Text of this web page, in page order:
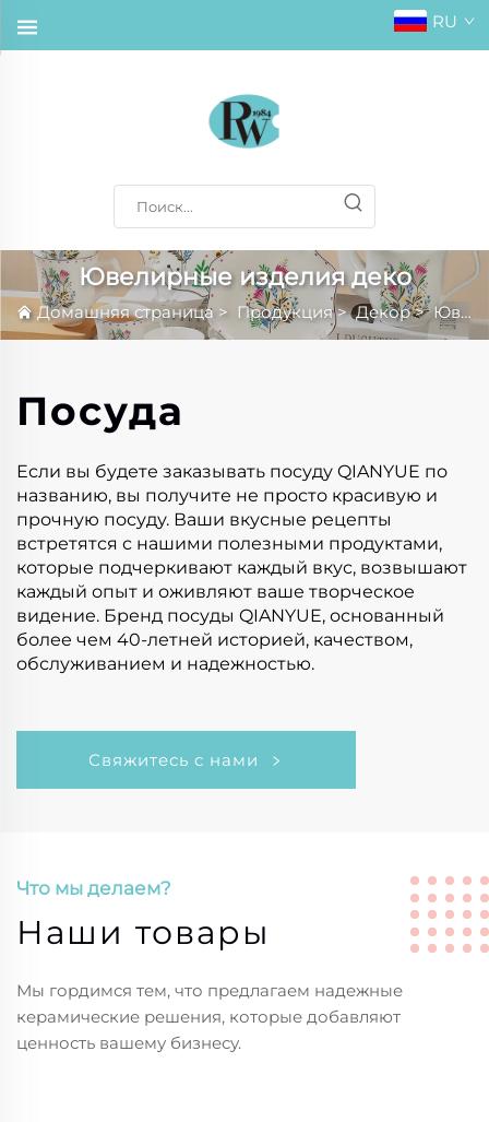
RU
Ювелирные изделия деко
Домашняя страница > Продукция>Декор>Ювелирные изделия деко
Посуда
Если вы будете заказывать посуду QIANYUE по
названию, вы получите не просто красивую и
прочную посуду. Ваши вкусные рецепты
встретятся с нашими полезными продуктами,
которые подчеркивают каждый вкус, возвышают
каждый опыт и оживляют ваше творческое
видение. Бренд посуды QIANYUE, основанный
более чем 40-летней историей, качеством,
обслуживанием и надежностью.
Свяжитесь с нами
Что мы делаем?
Наши товары
Мы гордимся тем, что предлагаем надежные
керамические решения, которые добавляют
ценность вашему бизнесу.